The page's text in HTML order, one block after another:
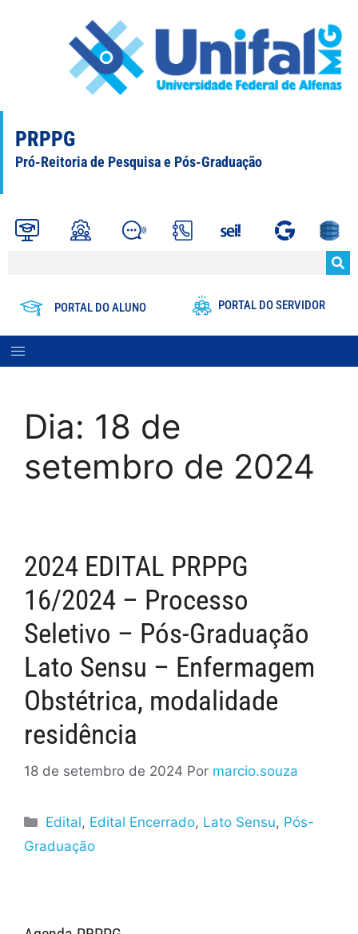
PRPPG
Pró-Reitoria de Pesquisa e Pós-Graduação
PORTAL DO ALUNO PORTAL DO SERVIDOR
Dia: 18 de
setembro de 2024
2024 EDITAL PRPPG
16/2024 – Processo
Seletivo – Pós-Graduação
Lato Sensu – Enfermagem
Obstétrica, modalidade
residência
18 de setembro de 2024 Por marcio.souza
Edital, Edital Encerrado, Lato Sensu, Pós-
Graduação